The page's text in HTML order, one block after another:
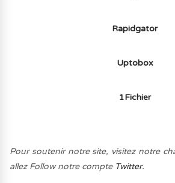
Rapidgator
Uptobox
1Fichier
Pour soutenir notre site, visitez notre
allez Follow notre compte Twitter.